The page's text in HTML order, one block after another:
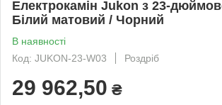
Електрокамін Jukon з 23-
Білий матовий / Чорний
В наявності
Код: JUKON-23-W03
Роздріб
29 962,50 ₴